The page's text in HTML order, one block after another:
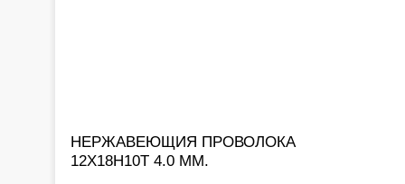
НЕРЖАВЕЮЩИЯ ПРОВОЛОКА
12Х18Н10Т 4.0 ММ.